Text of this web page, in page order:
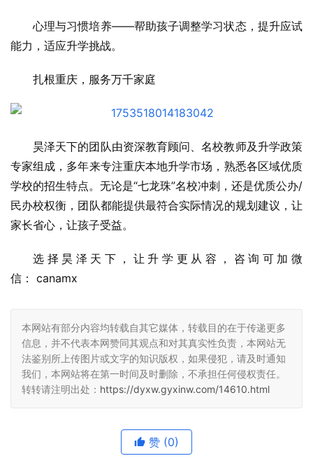
心理与习惯培养——帮助孩子调整学习状态，提升应试
能力，适应升学挑战。
扎根重庆，服务万千家庭
昊泽天下的团队由资深教育顾问、名校教师及升学政策
专家组成，多年来专注重庆本地升学市场，熟悉各区域优质
学校的招生特点。无论是“七龙珠”名校冲刺，还是优质公办/
民办校权衡，团队都能提供最符合实际情况的规划建议，让
家长省心，让孩子受益。
选择昊泽天下，让升学更从容，咨询可加微
信： canamx
本网站有部分内容均转载自其它媒体，转载目的在于传递更多
信息，并不代表本网赞同其观点和对其真实性负责，本网站无
法鉴别所上传图片或文字的知识版权，如果侵犯，请及时通知
我们，本网站将在第一时间及时删除，不承担任何侵权责任。
转转请注明出处： https://dyxw.gyxinw.com/14610.html
赞 (0)